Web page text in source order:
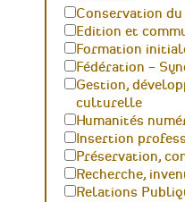
Conservation
Edition et
Formation
Fédération –
Gestion,
culturelle
Humanités
Insertion
Préservation,
Recherche,
Relations